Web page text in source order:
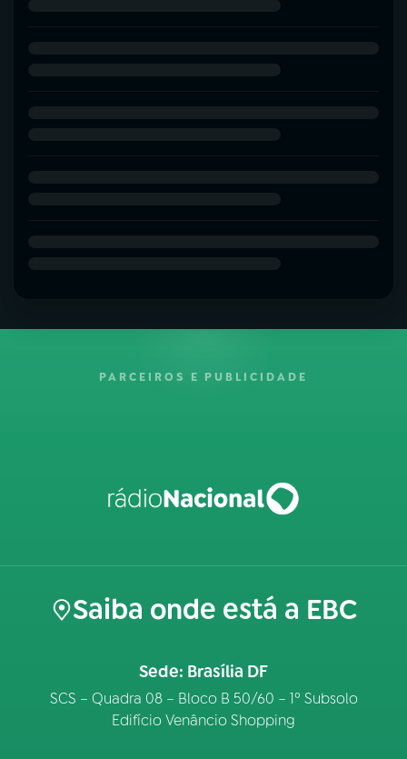
PARCEIROS E PUBLICIDADE
Saiba onde está a EBC
Sede: Brasília DF
SCS – Quadra 08 – Bloco B 50/60 – 1º Subsolo
Edifício Venâncio Shopping